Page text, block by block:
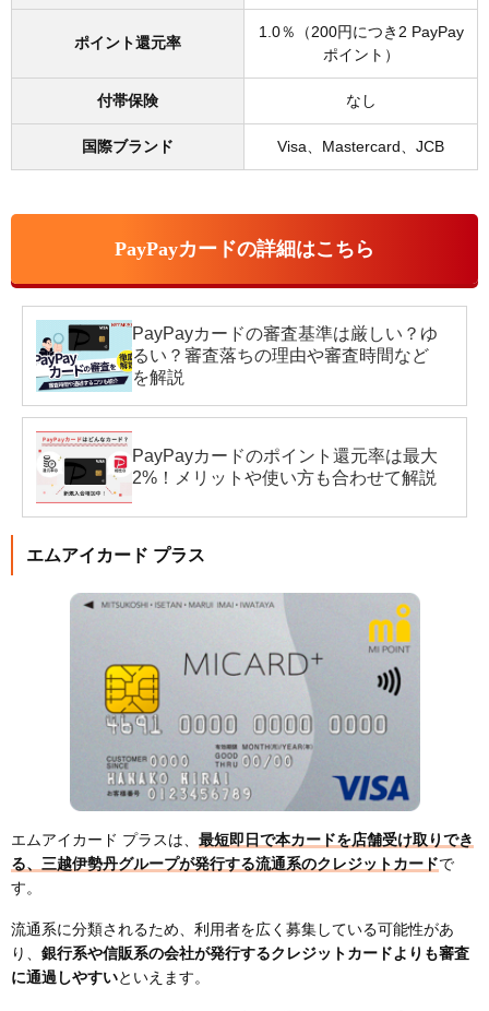
ポイント還元率
1.0％（200円につき2 PayPay
ポイント）
付帯保険 なし
国際ブランド Visa、Mastercard、JCB
PayPayカードの詳細はこちら
PayPayカードの審査基準は厳しい？ゆ
るい？審査落ちの理由や審査時間など
を解説
PayPayカードのポイント還元率は最大
2%！メリットや使い方も合わせて解説
エムアイカード プラス
エムアイカード プラスは、 最短即日で本カードを店舗受け取りでき
る、三越伊勢丹グループが発行する流通系のクレジットカードで
す。
流通系に分類されるため、利用者を広く募集している可能性があ
り、 銀行系や信販系の会社が発行するクレジットカードよりも審査
に通過しやすいといえます。